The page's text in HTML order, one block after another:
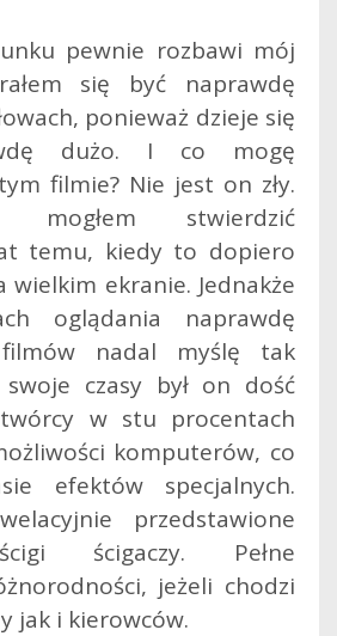
pewnie rozbawi mój
się być naprawdę
ponieważ dzieje się
dużo. I co mogę
filmie? Nie jest on zły.
stwierdzić
temu, kiedy to dopiero
wielkim ekranie. Jednakże
oglądania naprawdę
filmów nadal myślę tak
czasy był on dość
w stu procentach
komputerów, co
efektów specjalnych.
przedstawione
ścigaczy. Pełne
jeżeli chodzi
jak i kierowców.